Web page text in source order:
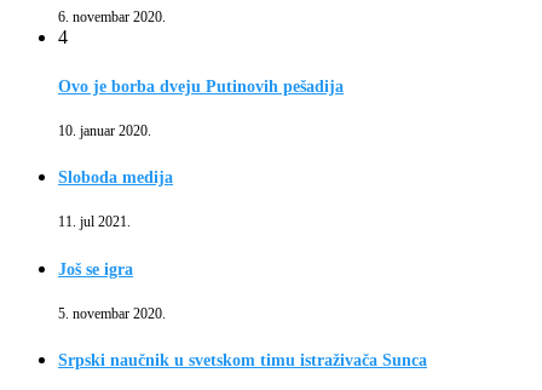
6. novembar 2020.
4
Ovo je borba dveju Putinovih pešadija
10. januar 2020.
Sloboda medija
11. jul 2021.
Još se igra
5. novembar 2020.
Srpski naučnik u svetskom timu istraživača Sunca